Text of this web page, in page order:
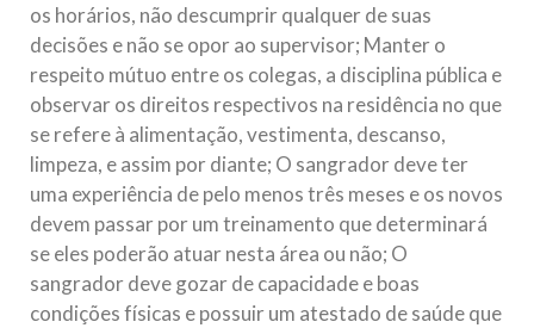
os horários, não descumprir qualquer de suas
decisões e não se opor ao supervisor; Manter o
respeito mútuo entre os colegas, a disciplina pública e
observar os direitos respectivos na residência no que
se refere à alimentação, vestimenta, descanso,
limpeza, e assim por diante; O sangrador deve ter
uma experiência de pelo menos três meses e os novos
devem passar por um treinamento que determinará
se eles poderão atuar nesta área ou não; O
sangrador deve gozar de capacidade e boas
condições físicas e possuir um atestado de saúde que